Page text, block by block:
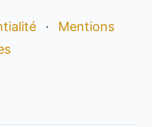
·
Mentions